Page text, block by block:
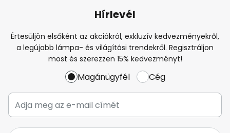
Hírlevél
Értesüljön elsőként az akciókról, exkluzív kedvezményekről,
a legújabb lámpa- és világítási trendekről. Regisztráljon
most és szerezzen 15% kedvezményt!
Magánügyfél Cég